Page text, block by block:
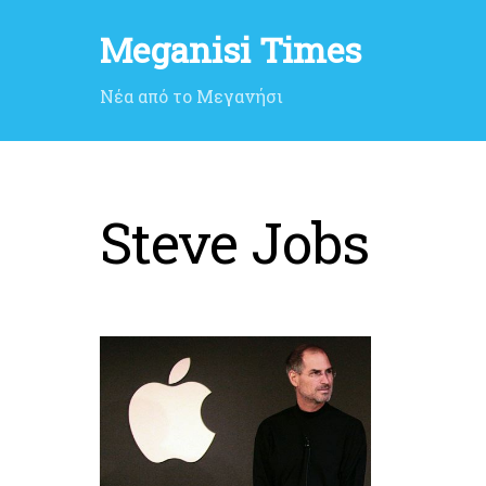
Meganisi Times
Νέα από το Μεγανήσι
Steve Jobs